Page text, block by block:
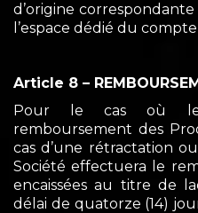
d’origine
l’espace dédié du
Article 8 –
Pour le cas où le
remboursement des
cas d’une rétractation
Société effectuera le
encaissées au titre de
délai de quatorze (14)